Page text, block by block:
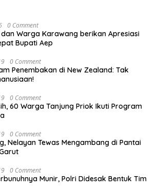
0 Comment
Warga Karawang berikan Apresiasi
Bupati Aep
0 Comment
Penembakan di New Zealand: Tak
0 Comment
60 Warga Tanjung Priok Ikuti Program
0 Comment
Nelayan Tewas Mengambang di Pantai
0 Comment
Munir, Polri Didesak Bentuk Tim